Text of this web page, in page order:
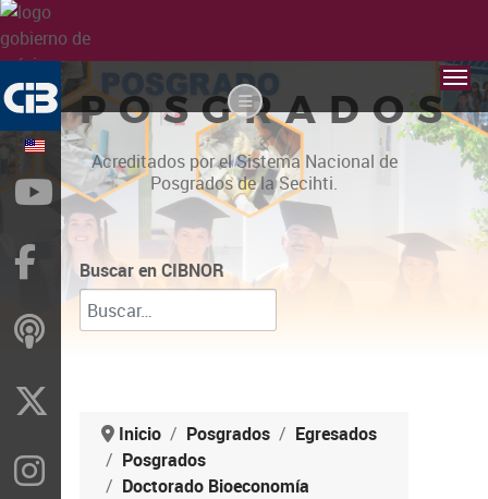
POSGRADOS
Acreditados por el Sistema Nacional de
Posgrados de la Secihti.
Buscar en CIBNOR
Inicio Posgrados
Egresados
Posgrados
Doctorado Bioeconomía
YouTube
Facebook
ivoox
Instragram